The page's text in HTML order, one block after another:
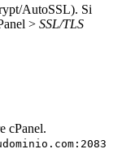
AutoSSL). Si
> SSL/TLS
cPanel.